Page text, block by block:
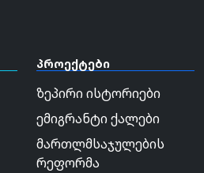
პროექტები
ზეპირი ისტორიები
ემიგრანტი ქალები
მართლმსაჯულების
რეფორმა